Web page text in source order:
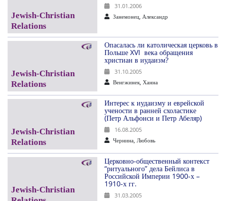
31.01.2006
Занемонец, Александр
Опасалась ли католическая церковь в
Польше XVI века обращения
христиан в иудаизм?
31.10.2005
Венгжинек, Ханна
Интерес к иудаизму и еврейской
учености в ранней схоластике
(Петр Альфонси и Петр Абеляр)
16.08.2005
Чернина, Любовь
Церковно-общественный контекст
“ритуального” дела Бейлиса в
Российской Империи 1900-х –
1910-х гг.
31.03.2005